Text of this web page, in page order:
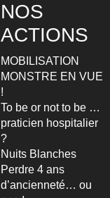
NOS
ACTIONS
MOBILISATION
MONSTRE EN VUE
!
To be or not to be …
praticien hospitalier
?
Nuits Blanches
Perdre 4 ans
d’ancienneté… ou